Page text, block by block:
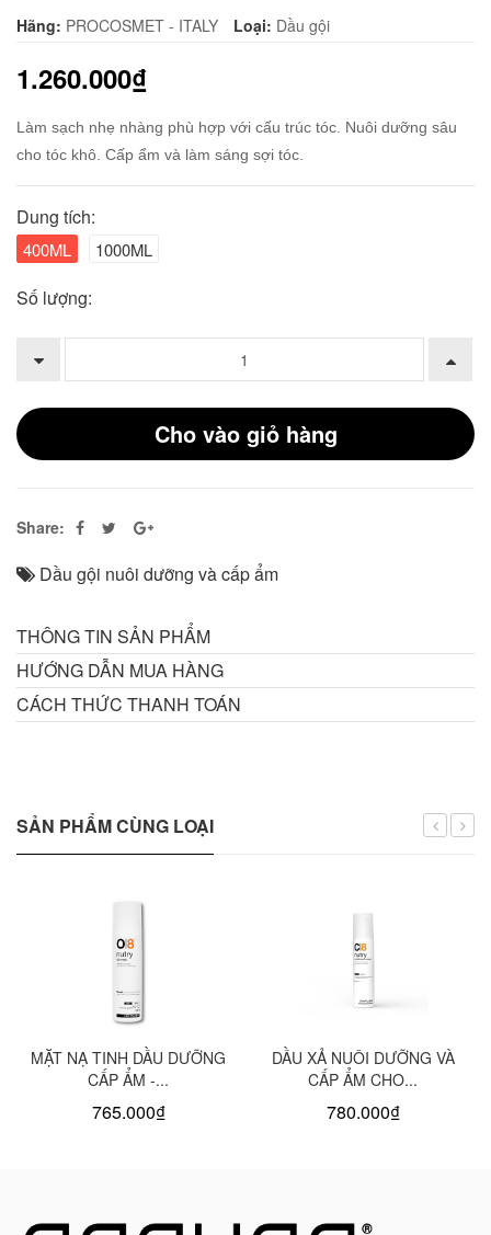
Hãng: PROCOSMET - ITALY Loại: Dầu gội
1.260.000₫
Làm sạch nhẹ nhàng phù hợp với cấu trúc tóc. Nuôi dưỡng sâu
cho tóc khô. Cấp ẩm và làm sáng sợi tóc.
Dung tích:
400ML 1000ML
Số lượng:
Cho vào giỏ hàng
Share:
Dầu gội nuôi dưỡng và cấp ẩm
THÔNG TIN SẢN PHẨM
HƯỚNG DẪN MUA HÀNG
CÁCH THỨC THANH TOÁN
SẢN PHẨM CÙNG LOẠI
MẶT NẠ TINH DẦU DƯỠNG
CẤP ẨM -...
765.000₫
DẦU XẢ NUÔI DƯỠNG VÀ
CẤP ẨM CHO...
780.000₫